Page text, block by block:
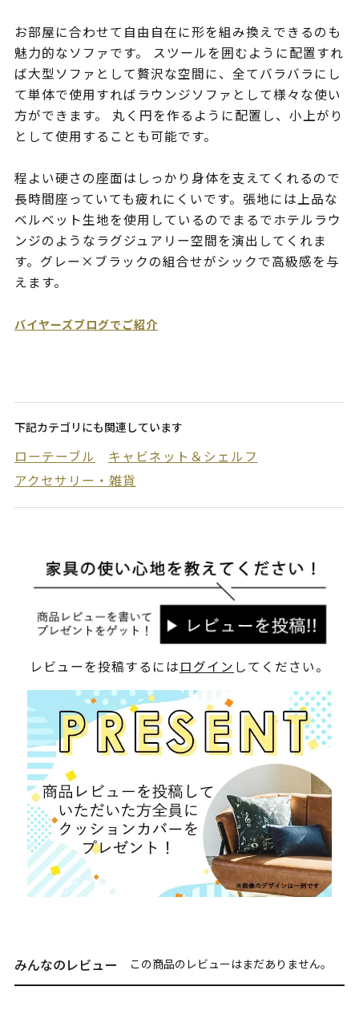
お部屋に合わせて自由自在に形を組み換えできるのも
魅力的なソファです。 スツールを囲むように配置すれ
ば大型ソファとして贅沢な空間に、全てバラバラにし
て単体で使用すればラウンジソファとして様々な使い
方ができます。 丸く円を作るように配置し、小上がり
として使用することも可能です。
程よい硬さの座面はしっかり身体を支えてくれるので
長時間座っていても疲れにくいです。張地には上品な
ベルベット生地を使用しているのでまるでホテルラウ
ンジのようなラグジュアリー空間を演出してくれま
す。グレー×ブラックの組合せがシックで高級感を与
えます。
バイヤーズブログでご紹介
下記カテゴリにも関連しています
ローテーブル
キャビネット＆シェルフ
アクセサリー・雑貨
レビューを投稿するにはログイン してください。
みんなのレビュー この商品のレビューはまだありません。